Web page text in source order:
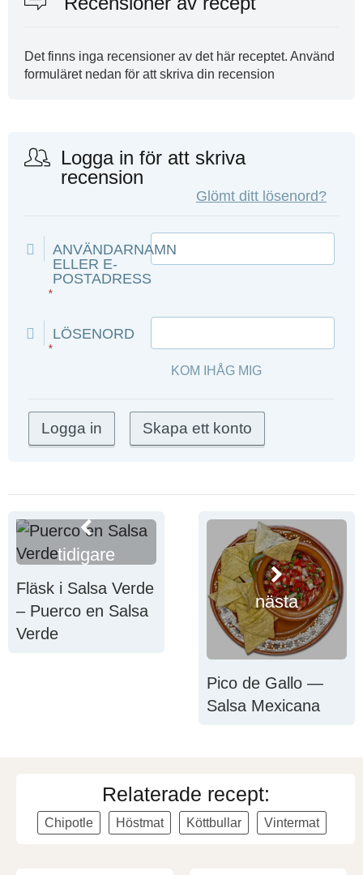
Det finns inga recensioner av det här receptet. Använd
formuläret nedan för att skriva din recension
Logga in för att skriva
recension
Glömt ditt lösenord?
ANVÄNDARNAMN
ELLER E-
POSTADRESS
*
LÖSENORD
*
KOM IHÅG MIG
tidigare
Fläsk i Salsa Verde
– Puerco en Salsa
Verde
nästa
Pico de Gallo —
Salsa Mexicana
Relaterade recept:
Chipotle Höstmat Köttbullar Vintermat